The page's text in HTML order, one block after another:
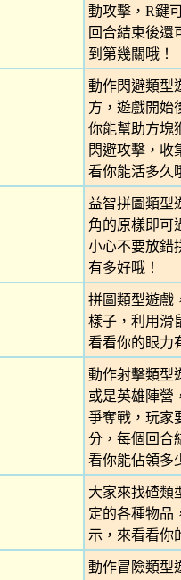
動攻擊，R鍵
回合結束後還
到第幾關哦！
動作閃避類型
方，遊戲開始
你能幫助方塊
閃避攻擊，收
看你能活多久
益智拼圖類型
角的原樣即可
小心不要放錯
有多好哦！
拼圖類型遊戲
樣子，利用滑
看看你的眼力
動作射擊類型
或是英雄陣營
爭奪戰，玩家
分，每個回合
看你能佔領多
大家來找碴類
定的各種物品
示，來看看你
動作冒險類型